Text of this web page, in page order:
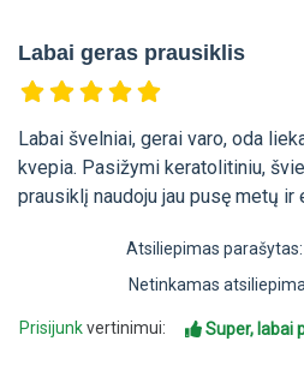
Labai geras prausiklis
Labai švelniai, gerai varo, oda
kvepia. Pasižymi keratolitiniu,
prausiklį naudoju jau pusę metų ir
Atsiliepimas parašytas:
Netinkamas
Prisijunkvertinimui: Super, labai